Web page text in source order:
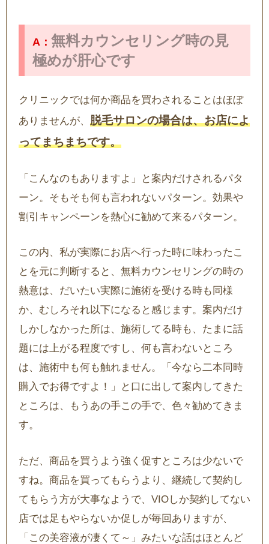
無料カウンセリング時の見
極めが肝心です
クリニックでは何か商品を買わされることはほぼ
ありませんが、 脱毛サロンの場合は、お店によ
ってまちまちです。
「こんなのもありますよ」と案内だけされるパタ
ーン。そもそも何も言われないパターン。効果や
割引キャンペーンを熱心に勧めて来るパターン。
この内、私が実際にお店へ行った時に味わったこ
とを元に判断すると、無料カウンセリングの時の
熱意は、だいたい実際に施術を受ける時も同様
か、むしろそれ以下になると感じます。案内だけ
しかしなかった所は、施術してる時も、たまに話
題には上がる程度ですし、何も言わないところ
は、施術中も何も触れません。「今なら二本同時
購入でお得ですよ！」と口に出して案内してきた
ところは、もうあの手この手で、色々勧めてきま
す。
ただ、商品を買うよう強く促すところは少ないで
すね。商品を買ってもらうより、継続して契約し
てもらう方が大事なようで、VIOしか契約してない
店では足もやらないか促しが毎回ありますが、
「この美容液が凄くて～」みたいな話はほとんど